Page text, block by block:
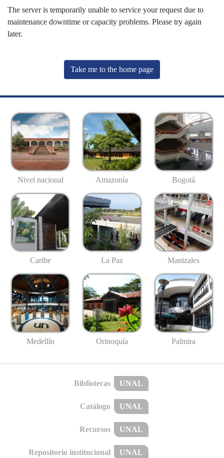
The server is temporarily unable to service your request due to
maintenance downtime or capacity problems. Please try again
later.
Take me to the home page
Nivel nacional Amazonía Bogotá
Caribe La Paz Manizales
Medellín Orinoquía Palmira
Bibliotecas UNAL
Catálogo UNAL
Recursos UNAL
Repositorio institucional UNAL